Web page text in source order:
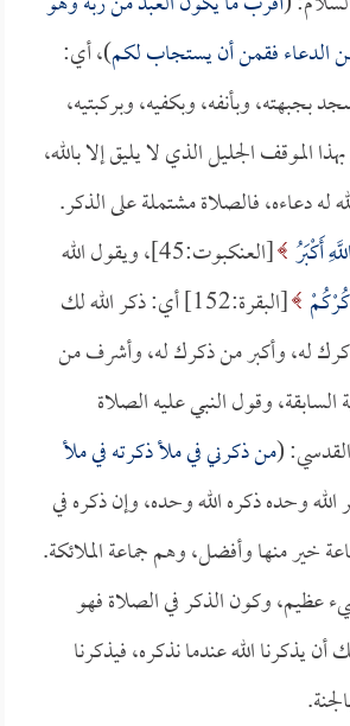
الدعاء فقمن أن يستجاب لكم)، أي:
وبأنفه، وبكفيه، وبركبتيه،
الموقف الجليل الذي لا يليق إلا بالله،
دعاءه، فالصلاة مشتملة على الذكر.
أَكْبَرُ
[العنكبوت:45]، ويقول الله
[البقرة:152] أي: ذكر الله لك
له، وأكبر من ذكرك له، وأشرف من
السابقة، وقول النبي عليه الصلاة
(من ذكرني في ملأ ذكرته في ملأ
وحده ذكره الله وحده، وإن ذكره في
خير منها وأفضل، وهم جماعة الملائكة.
عظيم، وكون الذكر في الصلاة فهو
يذكرنا الله عندما نذكره، فيذكرنا